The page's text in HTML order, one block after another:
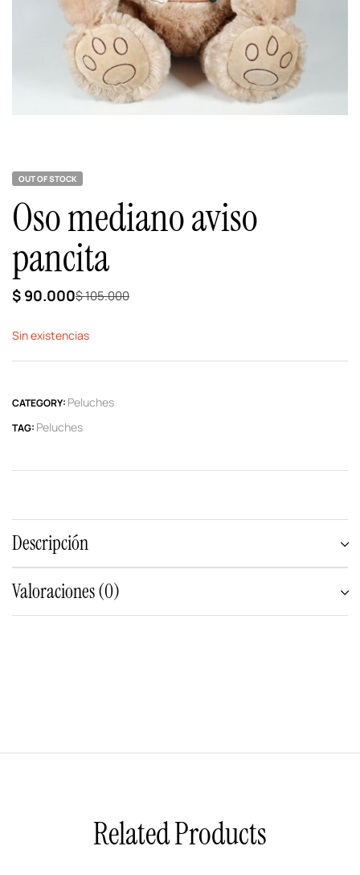
OUT OF STOCK
Oso mediano aviso
pancita
$105.000
$ 90.000
Sin existencias
CATEGORY: Peluches
TAG: Peluches
Descripción
Valoraciones (0)
Related Products